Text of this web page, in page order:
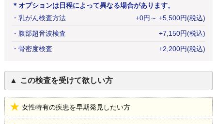
＊オプションは日程によって異なる場合があります。
・ 乳がん検査方法 +0円 ～ +5,500円(税込)
・ 腹部超音波検査 +7,150円(税込)
・ 骨密度検査 +2,200円(税込)
この検査を受けて欲しい方
女性特有の疾患を早期発見したい方